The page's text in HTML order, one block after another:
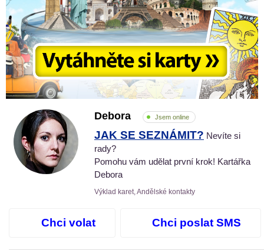
Debora Jsem online
JAK SE SEZNÁMIT? Nevíte si
rady?
Pomohu vám udělat první krok! Kartářka
Debora
Výklad karet, Andělské kontakty
Chci volat Chci poslat SMS